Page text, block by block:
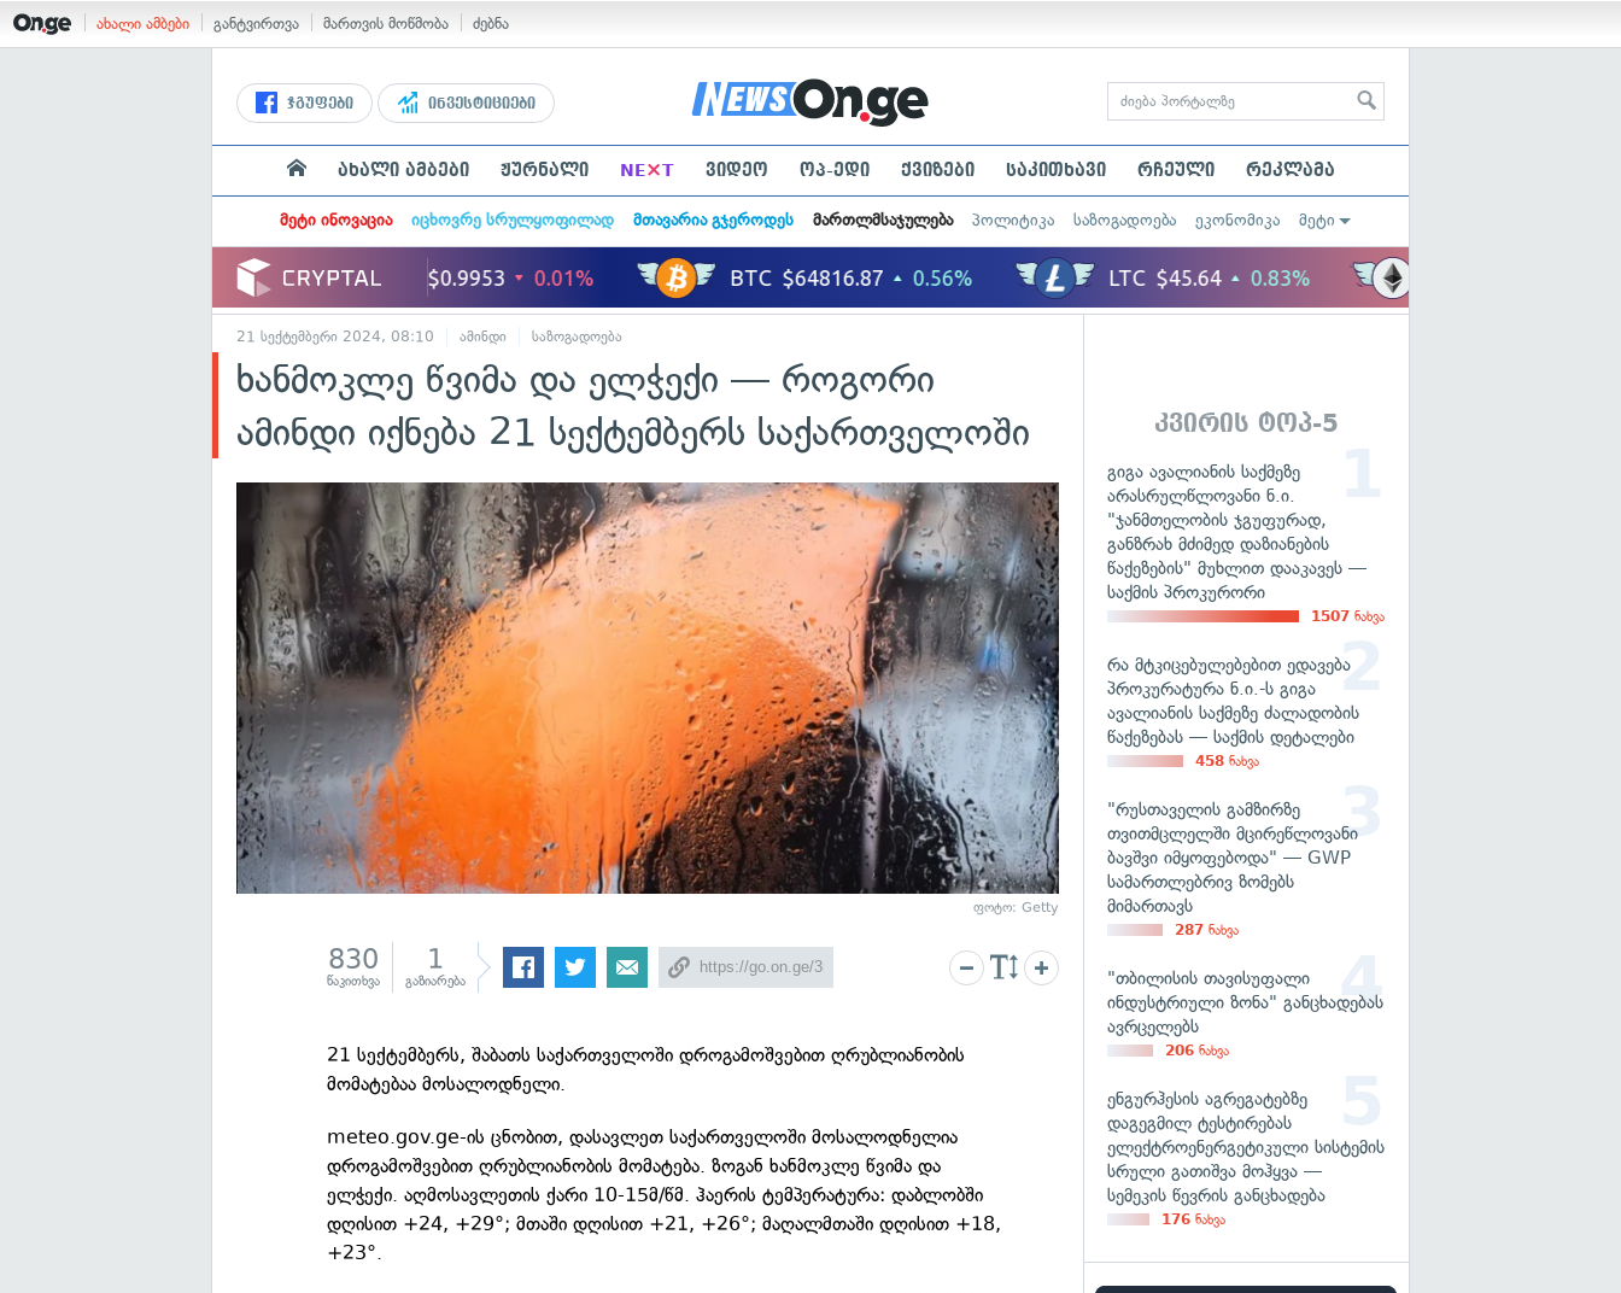
ახალი ამბები განტვირთვა მართვის მოწმობა ძებნა
ჯგუფები ინვესტიციები
ახალი ამბები ჟურნალი NE×T ვიდეო ოპ-ედი ქვიზები საკითხავი რჩეული რეკლამა
მეტი ინოვაცია იცხოვრე სრულყოფილად მთავარია გჯეროდეს მართლმსაჯულება პოლიტიკა საზოგადოება ეკონომიკა მეტი
21 სექტემბერი 2024, 08:10 ამინდი საზოგადოება
ხანმოკლე წვიმა და ელჭექი — როგორი
ამინდი იქნება 21 სექტემბერს საქართველოში
ფოტო: Getty
830
წაკითხვა
1
გაზიარება
21 სექტემბერს, შაბათს საქართველოში დროგამოშვებით ღრუბლიანობის
მომატებაა მოსალოდნელი.
meteo.gov.ge-ის ცნობით, დასავლეთ საქართველოში მოსალოდნელია
დროგამოშვებით ღრუბლიანობის მომატება. ზოგან ხანმოკლე წვიმა და
ელჭექი. აღმოსავლეთის ქარი 10-15მ/წმ. ჰაერის ტემპერატურა: დაბლობში
დღისით +24, +29°; მთაში დღისით +21, +26°; მაღალმთაში დღისით +18,
+23°.
კვირის ტოპ-5
გიგა ავალიანის საქმეზე
არასრულწლოვანი ნ.ი.
"ჯანმთელობის ჯგუფურად,
განზრახ მძიმედ დაზიანების
წაქეზების" მუხლით დააკავეს —
საქმის პროკურორი
1507 ნახვა
რა მტკიცებულებებით ედავება
პროკურატურა ნ.ი.-ს გიგა
ავალიანის საქმეზე ძალადობის
წაქეზებას — საქმის დეტალები
458 ნახვა
"რუსთაველის გამზირზე
თვითმცლელში მცირეწლოვანი
ბავშვი იმყოფებოდა" — GWP
სამართლებრივ ზომებს
მიმართავს
287 ნახვა
"თბილისის თავისუფალი
ინდუსტრიული ზონა" განცხადებას
ავრცელებს
206 ნახვა
ენგურჰესის აგრეგატებზე
დაგეგმილ ტესტირებას
ელექტროენერგეტიკული სისტემის
სრული გათიშვა მოჰყვა —
სემეკის წევრის განცხადება
176 ნახვა